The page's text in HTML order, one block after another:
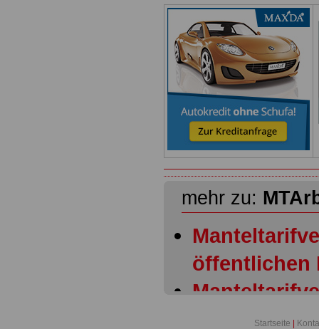
mehr zu:
öffentlichen
Startseite